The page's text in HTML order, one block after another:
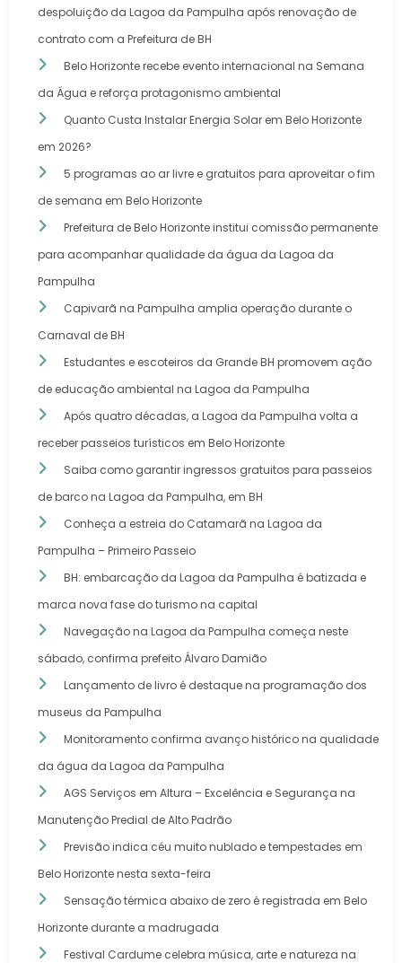
despoluição da Lagoa da Pampulha após renovação de
contrato com a Prefeitura de BH
Belo Horizonte recebe evento internacional na Semana
da Água e reforça protagonismo ambiental
Quanto Custa Instalar Energia Solar em Belo Horizonte
em 2026?
5 programas ao ar livre e gratuitos para aproveitar o fim
de semana em Belo Horizonte
Prefeitura de Belo Horizonte institui comissão permanente
para acompanhar qualidade da água da Lagoa da
Pampulha
Capivarã na Pampulha amplia operação durante o
Carnaval de BH
Estudantes e escoteiros da Grande BH promovem ação
de educação ambiental na Lagoa da Pampulha
Após quatro décadas, a Lagoa da Pampulha volta a
receber passeios turísticos em Belo Horizonte
Saiba como garantir ingressos gratuitos para passeios
de barco na Lagoa da Pampulha, em BH
Conheça a estreia do Catamarã na Lagoa da
Pampulha – Primeiro Passeio
BH: embarcação da Lagoa da Pampulha é batizada e
marca nova fase do turismo na capital
Navegação na Lagoa da Pampulha começa neste
sábado, confirma prefeito Álvaro Damião
Lançamento de livro é destaque na programação dos
museus da Pampulha
Monitoramento confirma avanço histórico na qualidade
da água da Lagoa da Pampulha
AGS Serviços em Altura – Excelência e Segurança na
Manutenção Predial de Alto Padrão
Previsão indica céu muito nublado e tempestades em
Belo Horizonte nesta sexta-feira
Sensação térmica abaixo de zero é registrada em Belo
Horizonte durante a madrugada
Festival Cardume celebra música, arte e natureza na